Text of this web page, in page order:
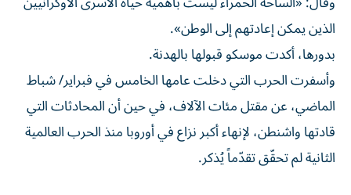
الذين يمكن إعادتهم إلى الوطن».
بدورها، أكدت موسكو قبولها بالهدنة.
وأسفرت الحرب التي دخلت عامها الخامس في فبراير/ شباط
الماضي، عن مقتل مئات الآلاف، في حين أن المحادثات التي
قادتها واشنطن، لإنهاء أكبر نزاع في أوروبا منذ الحرب العالمية
الثانية لم تحقّق تقدّماً يُذكر.